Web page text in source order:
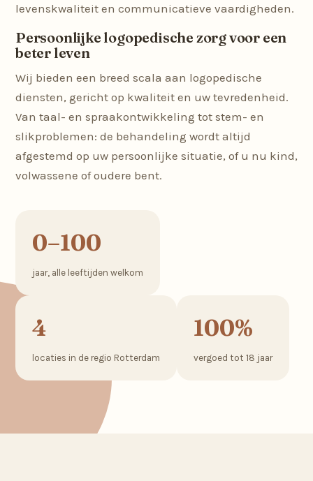
levenskwaliteit en communicatieve vaardigheden.
Persoonlijke logopedische zorg voor een
beter leven
Wij bieden een breed scala aan logopedische
diensten, gericht op kwaliteit en uw tevredenheid.
Van taal- en spraakontwikkeling tot stem- en
slikproblemen: de behandeling wordt altijd
afgestemd op uw persoonlijke situatie, of u nu kind,
volwassene of oudere bent.
0–100
jaar, alle leeftijden welkom
4
locaties in de regio Rotterdam
100%
vergoed tot 18 jaar